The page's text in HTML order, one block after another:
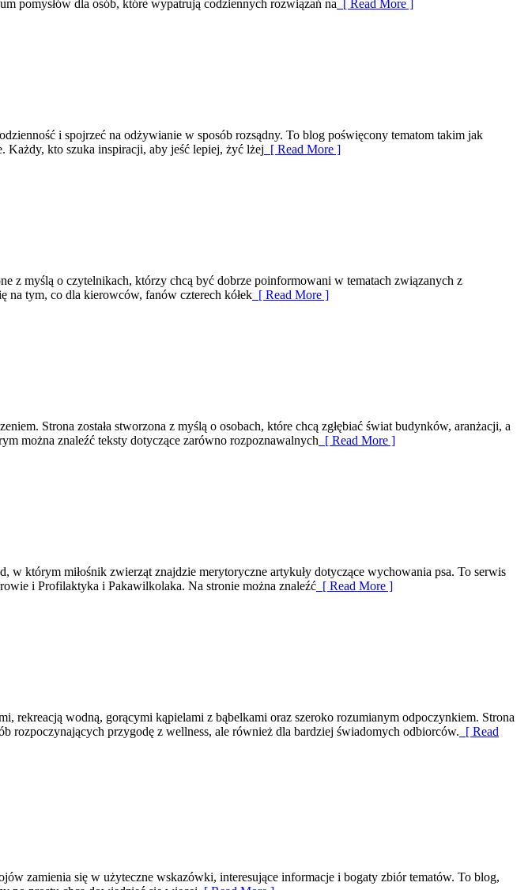
pomysłów dla osób, które wypatrują codziennych rozwiązań na [ Read More ]
i spojrzeć na odżywianie w sposób rozsądny. To blog poświęcony tematom takim jak
Każdy, kto szuka inspiracji, aby jeść lepiej, żyć lżej [ Read More ]
z myślą o czytelnikach, którzy chcą być dobrze poinformowani w tematach związanych z
na tym, co dla kierowców, fanów czterech kółek [ Read More ]
Strona została stworzona z myślą o osobach, które chcą zgłębiać świat budynków, aranżacji, a
można znaleźć teksty dotyczące zarówno rozpoznawalnych [ Read More ]
w którym miłośnik zwierząt znajdzie merytoryczne artykuły dotyczące wychowania psa. To serwis
i Profilaktyka i Pakawilkolaka. Na stronie można znaleźć [ Read More ]
rekreacją wodną, gorącymi kąpielami z bąbelkami oraz szeroko rozumianym odpoczynkiem. Strona
rozpoczynających przygodę z wellness, ale również dla bardziej świadomych odbiorców. [ Read
zamienia się w użyteczne wskazówki, interesujące informacje i bogaty zbiór tematów. To blog,